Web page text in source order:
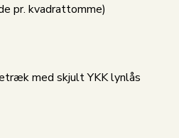
pr. kvadrattomme)
med skjult YKK lynlås